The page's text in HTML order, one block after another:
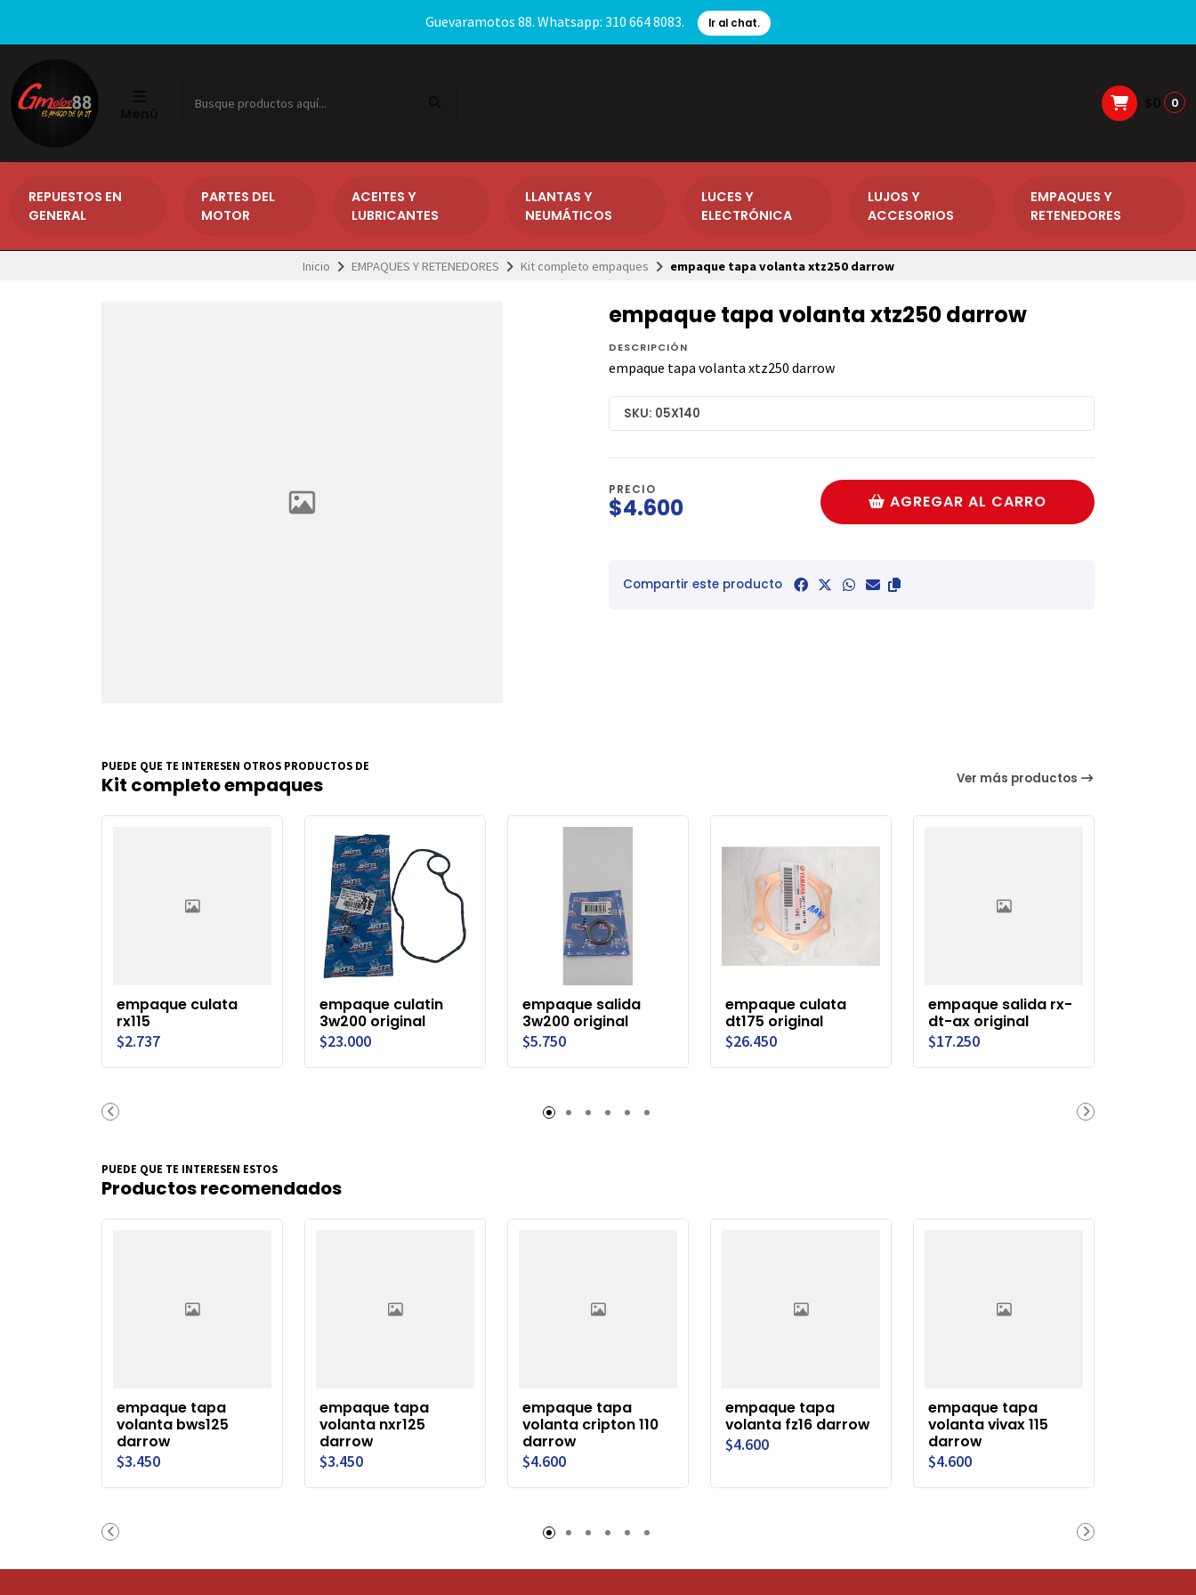
Guevaramotos 88. Whatsapp: 310 664 8083. Ir al chat.
0
REPUESTOS EN
GENERAL
PARTES DEL
MOTOR
ACEITES Y
LUBRICANTES
LLANTAS Y
NEUMÁTICOS
LUCES Y
ELECTRÓNICA
LUJOS Y
ACCESORIOS
EMPAQUES Y
RETENEDORES
Inicio EMPAQUES Y RETENEDORES Kit completo empaques empaque tapa volanta xtz250 darrow
empaque tapa volanta xtz250 darrow
DESCRIPCIÓN
empaque tapa volanta xtz250 darrow
SKU: 05X140
PRECIO
$4.600 AGREGAR AL CARRO
Compartir este producto
PUEDE QUE TE INTERESEN OTROS PRODUCTOS DE
Kit completo empaques Ver más productos
empaque culata
rx115
$2.737
empaque culatin
3w200 original
$23.000
empaque salida
3w200 original
$5.750
empaque culata
dt175 original
$26.450
empaque salida rx-
dt-ax original
$17.250
PUEDE QUE TE INTERESEN ESTOS
Productos recomendados
empaque tapa
volanta bws125
darrow
$3.450
empaque tapa
volanta nxr125
darrow
$3.450
empaque tapa
volanta cripton 110
darrow
$4.600
empaque tapa
volanta fz16 darrow
$4.600
empaque tapa
volanta vivax 115
darrow
$4.600